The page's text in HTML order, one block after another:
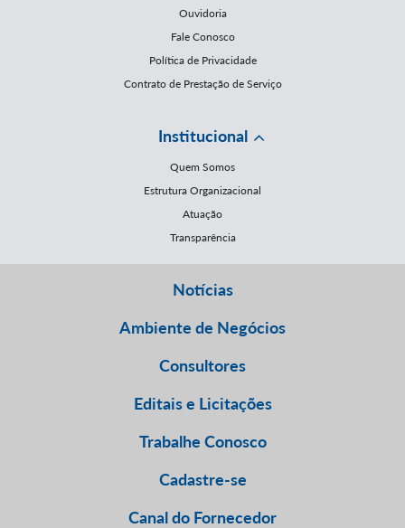
Ouvidoria
Fale Conosco
Política de Privacidade
Contrato de Prestação de Serviço
Institucional
Quem Somos
Estrutura Organizacional
Atuação
Transparência
Notícias
Ambiente de Negócios
Consultores
Editais e Licitações
Trabalhe Conosco
Cadastre-se
Canal do Fornecedor